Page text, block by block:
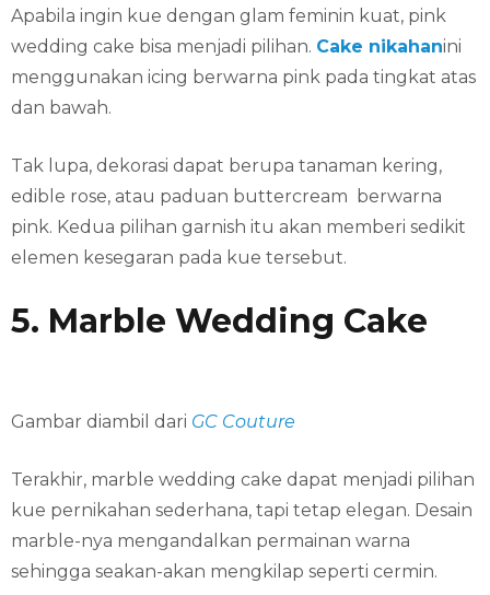
Apabila ingin kue dengan glam feminin kuat, pink
wedding cake bisa menjadi pilihan. Cake nikahanini
menggunakan icing berwarna pink pada tingkat atas
dan bawah.
Tak lupa, dekorasi dapat berupa tanaman kering,
edible rose, atau paduan buttercream berwarna
pink. Kedua pilihan garnish itu akan memberi sedikit
elemen kesegaran pada kue tersebut.
5. Marble Wedding Cake
Gambar diambil dari GC Couture
Terakhir, marble wedding cake dapat menjadi pilihan
kue pernikahan sederhana, tapi tetap elegan. Desain
marble-nya mengandalkan permainan warna
sehingga seakan-akan mengkilap seperti cermin.